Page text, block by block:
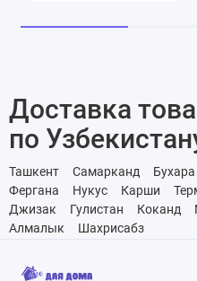
Доставка
по
Ташкент Самарканд Бухара
Фергана
Нукус Карши
Джизак
Гулистан Коканд
Алмалык
Шахрисабз